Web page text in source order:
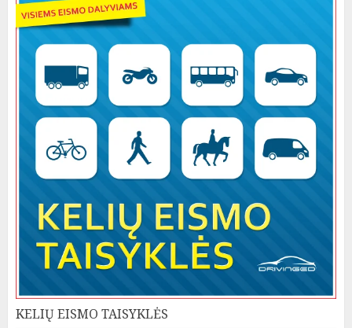
KELIŲ EISMO TAISYKLĖS